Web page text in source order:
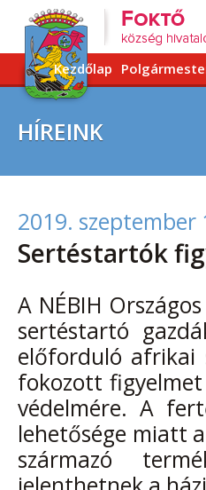
Kezdőlap
HÍREINK
2019. szeptember
Sertéstartók
A NÉBIH
sertéstartó
előforduló afrikai
fokozott
védelmére. A
lehetősége miatt
származó